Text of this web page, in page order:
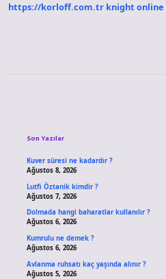
https://korloff.com.tr knight online
Son Yazılar
Kuver süresi ne kadardır ?
Ağustos 8, 2026
Lutfi Öztanik kimdir ?
Ağustos 7, 2026
Dolmada hangi baharatlar kullanılır ?
Ağustos 6, 2026
Kumrulu ne demek ?
Ağustos 6, 2026
Avlanma ruhsatı kaç yaşında alınır ?
Ağustos 5, 2026